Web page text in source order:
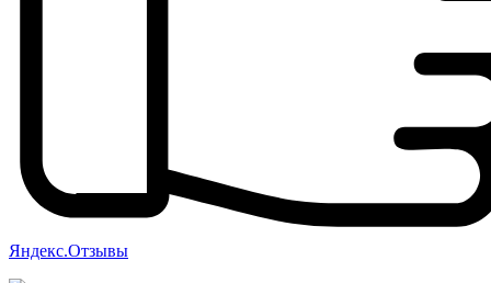
Яндекс.Отзывы